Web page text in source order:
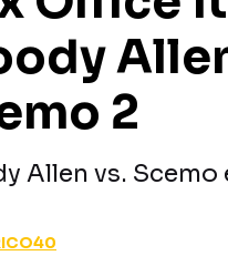
2
Allen vs. Scemo